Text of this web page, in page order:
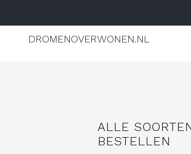
DROMENOVERWONEN.NL
ALLE
BESTELLEN